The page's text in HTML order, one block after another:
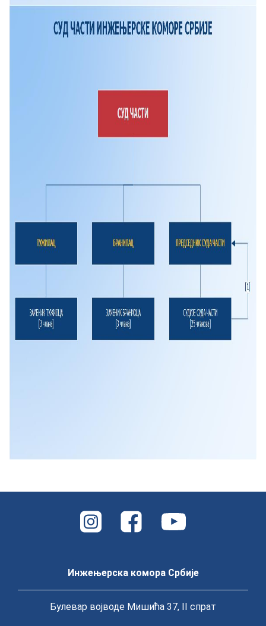
Инжењерска комора Србије
Булевар војводе Мишића 37, II спрат